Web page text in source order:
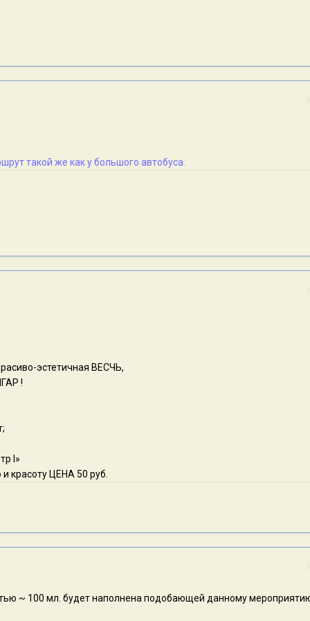
такой же как у большого автобуса.
эстетичная ВЕСЧЬ,
!
I»
и красоту ЦЕНА 50 руб.
~ 100 мл. будет наполнена подобающей данному